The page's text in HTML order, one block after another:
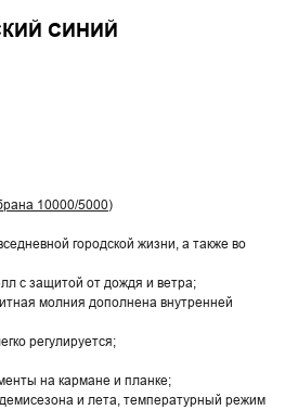
СИНИЙ
10000/5000)
городской жизни, а также во
с защитой от дождя и ветра;
молния дополнена внутренней
регулируется;
на кармане и планке;
и лета, температурный режим